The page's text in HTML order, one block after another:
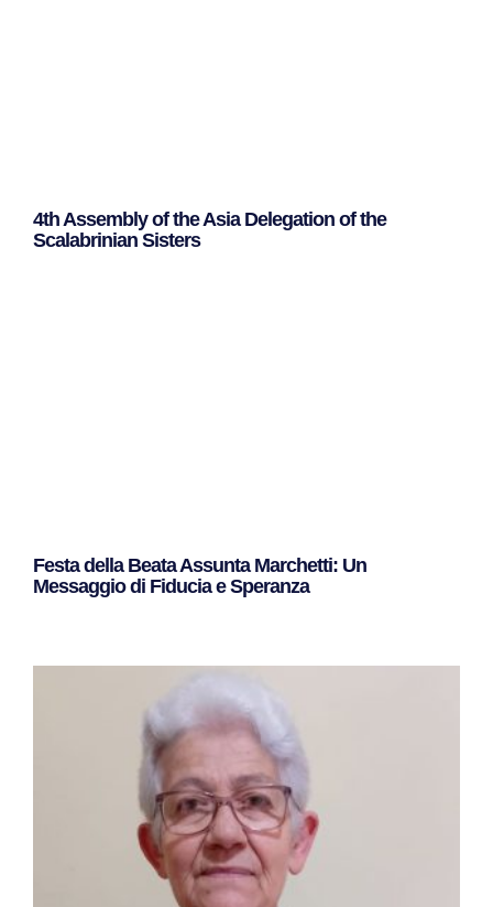
4th Assembly of the Asia Delegation of the
Scalabrinian Sisters
Festa della Beata Assunta Marchetti: Un
Messaggio di Fiducia e Speranza